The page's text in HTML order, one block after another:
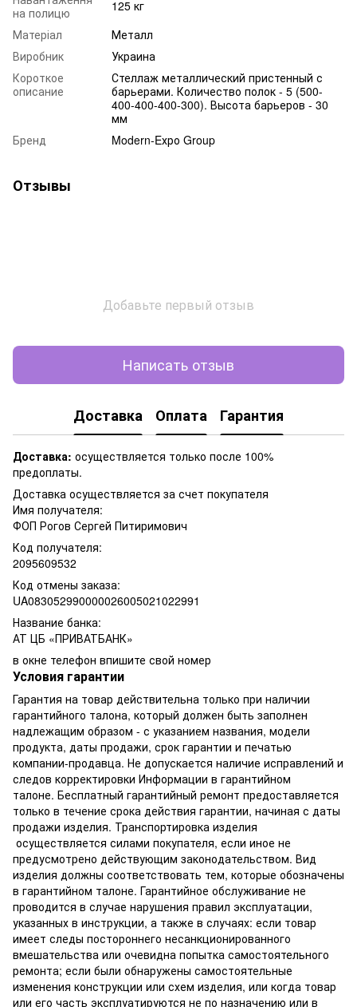
на полицю
125 кг
Матеріал
Металл
Виробник
Украина
Короткое
описание
Стеллаж металлический пристенный с
барьерами. Количество полок - 5 (500-
400-400-400-300). Высота барьеров - 30
мм
Бренд
Modern-Eхро Group
Отзывы
Добавьте первый отзыв
Написать отзыв
Доставка Оплата Гарантия
Доставка: осуществляется только после 100%
предоплаты.
Доставка осуществляется за счет покупателя
Имя получателя:
ФОП Рогов Сергей Питиримович
Код получателя:
2095609532
Код отмены заказа:
UA083052990000026005021022991
Название банка:
АТ ЦБ «ПРИВАТБАНК»
в окне телефон впишите свой номер
Условия гарантии
Гарантия на товар действительна только при наличии
гарантийного талона, который должен быть заполнен
надлежащим образом - с указанием названия, модели
продукта, даты продажи, срок гарантии и печатью
компании-продавца. Не допускается наличие исправлений и
следов корректировки Информации в гарантийном
талоне. Бесплатный гарантийный ремонт предоставляется
только в течение срока действия гарантии, начиная с даты
продажи изделия. Транспортировка изделия
осуществляется силами покупателя, если иное не
предусмотрено действующим законодательством. Вид
изделия должны соответствовать тем, которые обозначены
в гарантийном талоне. Гарантийное обслуживание не
проводится в случае нарушения правил эксплуатации,
указанных в инструкции, а также в случаях: если товар
имеет следы постороннего несанкционированного
вмешательства или очевидна попытка самостоятельного
ремонта; если были обнаружены самостоятельные
изменения конструкции или схем изделия, или когда товар
или его часть эксплуатируются не по назначению или в